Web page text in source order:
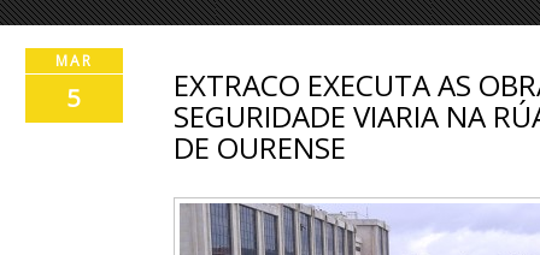
MAR
5 EXTRACO EXECUTA AS
SEGURIDADE VIARIA NA
DE OURENSE